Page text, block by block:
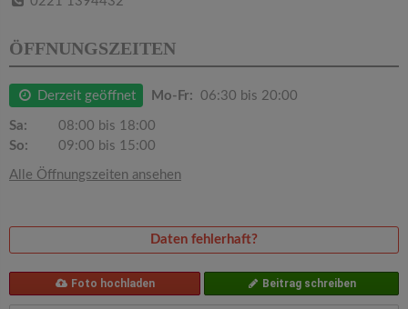
ÖFFNUNGSZEITEN
Derzeit geöffnet Mo-Fr: 06:30 bis 20:00
Sa:
08:00 bis 18:00
So:
09:00 bis 15:00
Alle Öffnungszeiten ansehen
Daten fehlerhaft?
Foto hochladen Beitrag schreiben
a
i
o
n